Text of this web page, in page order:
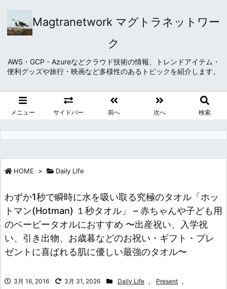
Magtranetwork マグトラネットワー
ク
AWS・GCP・Azureなどクラウド技術の情報、トレンドアイテム・
便利グッズや旅行・映画など多様性のあるトピックを紹介します。
メニュー サイドバー 前へ 次へ 検索
HOME > Daily Life
わずか1秒で瞬時に水を吸い取る究極のタオル「ホッ
トマン(Hotman) １秒タオル」 – 赤ちゃんや子ども用
のベービータオルにおすすめ 〜出産祝い、入学祝
い、引き出物、お歳暮などのお祝い・ギフト・プレ
ゼントに喜ばれる肌に優しい最強のタオル〜
3月 16, 2016 3月 31, 2026 Daily Life , Present ,